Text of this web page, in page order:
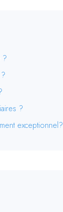
?
?
exceptionnel?